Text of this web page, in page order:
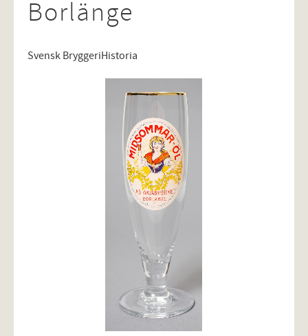
Borlänge
Svensk BryggeriHistoria